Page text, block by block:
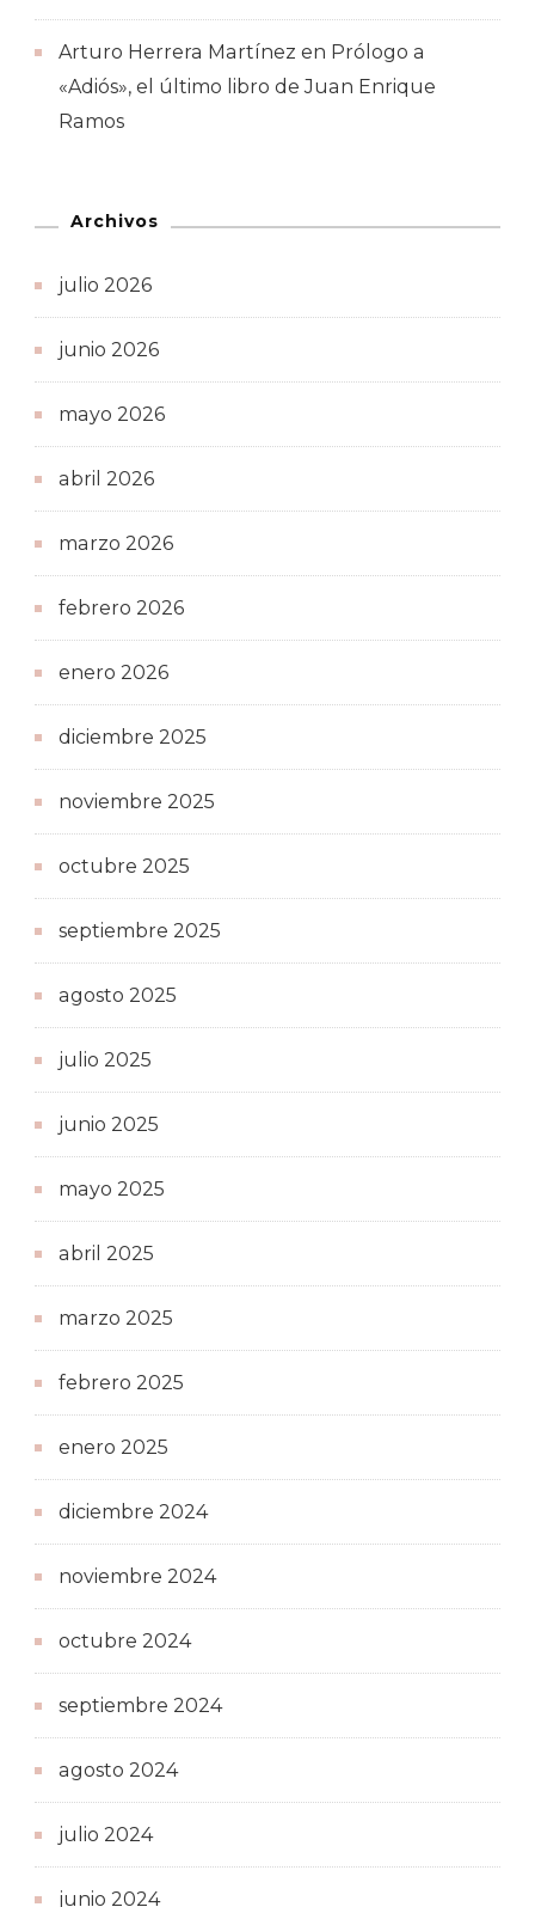
Arturo Herrera Martínez en Prólogo a
«Adiós», el último libro de Juan Enrique
Ramos
Archivos
julio 2026
junio 2026
mayo 2026
abril 2026
marzo 2026
febrero 2026
enero 2026
diciembre 2025
noviembre 2025
octubre 2025
septiembre 2025
agosto 2025
julio 2025
junio 2025
mayo 2025
abril 2025
marzo 2025
febrero 2025
enero 2025
diciembre 2024
noviembre 2024
octubre 2024
septiembre 2024
agosto 2024
julio 2024
junio 2024